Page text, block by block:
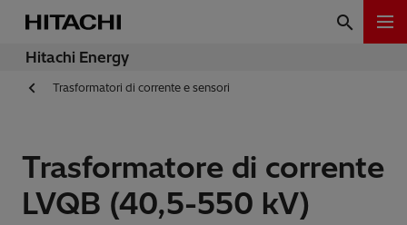
Hitachi Energy
Trasformatori di corrente e sensori
Trasformatore di corrente
LVQB (40,5-550 kV)